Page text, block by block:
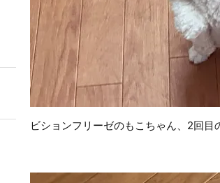
ビションフリーゼのもこちゃん、2回目